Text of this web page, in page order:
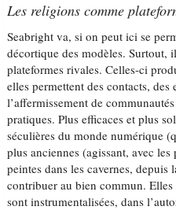
Les religions comme
Seabright va, si on peut ici se
décortique des modèles. Surtout,
plateformes rivales. Celles-ci
elles permettent des contacts, des
l’affermissement de
pratiques. Plus efficaces et plus
séculières du monde numérique
plus anciennes (agissant, avec
peintes dans les cavernes,
contribuer au bien commun. Elles
sont instrumentalisées, dans